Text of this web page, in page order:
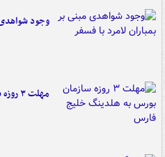
وجود شواهدی
مهلت ۳ روزه سازمان بورس به هلدینگ خلیج فارس